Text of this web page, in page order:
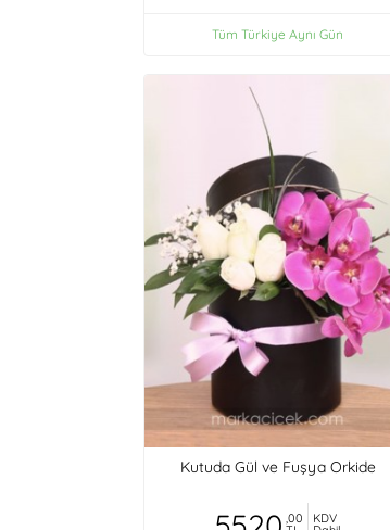
Tüm Türkiye Aynı Gün
Kutuda Gül ve Fuşya Orkide
,00 KDV